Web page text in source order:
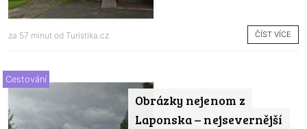
za 57 minut od Turistika.cz ČÍST VÍCE
Obrázky nejenom z
Laponska – nejsevernější
Cestování